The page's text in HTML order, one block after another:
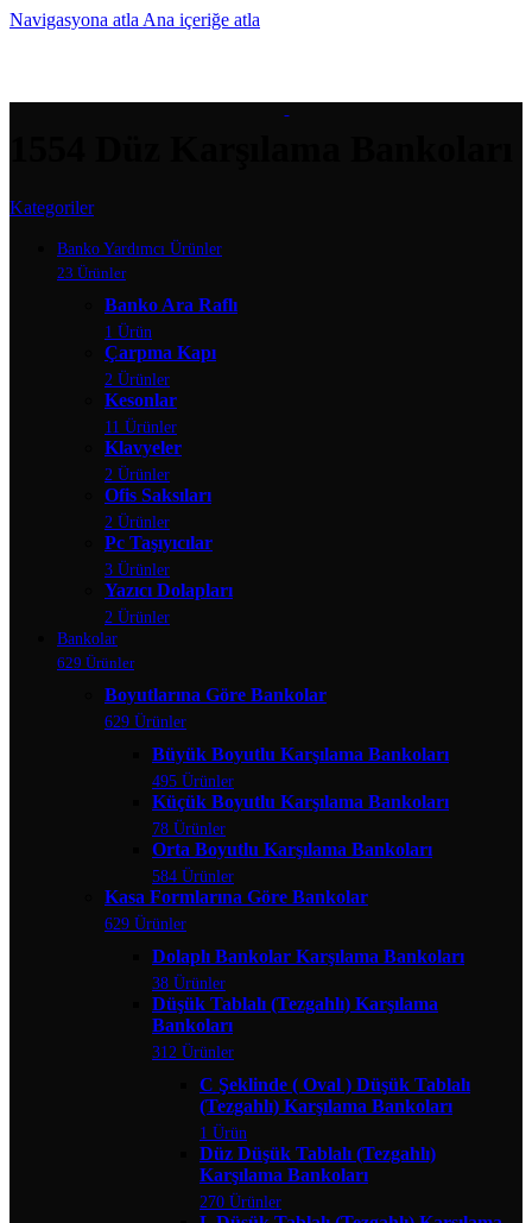
Navigasyona atla Ana içeriğe atla
Kategoriler
Banko Yardımcı Ürünler
23 Ürünler
Banko Ara Raflı
1 Ürün
Çarpma Kapı
2 Ürünler
Kesonlar
11 Ürünler
Klavyeler
2 Ürünler
Ofis Saksıları
2 Ürünler
Pc Taşıyıcılar
3 Ürünler
Yazıcı Dolapları
2 Ürünler
Bankolar
629 Ürünler
Boyutlarına Göre Bankolar
629 Ürünler
Büyük Boyutlu Karşılama Bankoları
495 Ürünler
Küçük Boyutlu Karşılama Bankoları
78 Ürünler
Orta Boyutlu Karşılama Bankoları
584 Ürünler
Kasa Formlarına Göre Bankolar
629 Ürünler
Dolaplı Bankolar Karşılama Bankoları
38 Ürünler
Düşük Tablalı (Tezgahlı) Karşılama
Bankoları
312 Ürünler
C Şeklinde ( Oval ) Düşük Tablalı
(Tezgahlı) Karşılama Bankoları
1 Ürün
Düz Düşük Tablalı (Tezgahlı)
Karşılama Bankoları
270 Ürünler